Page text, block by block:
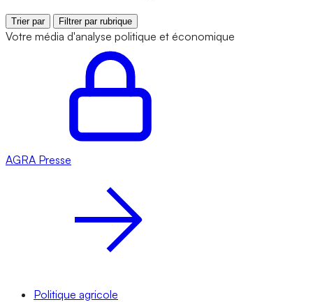
Trier par Filtrer par rubrique
Votre média d'analyse politique et économique
AGRA Presse
Politique agricole